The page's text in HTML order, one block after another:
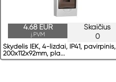
Skaičius
0
4.68 EUR
į.PVM
Skydelis IEK, 4-lizdai, IP41, pavirрinis,
200x112x92mm, pla...